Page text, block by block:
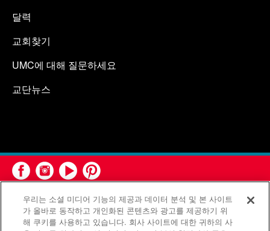
달력
교회찾기
UMC에 대해 질문하세요
교단뉴스
우리는 소셜 미디어 기능의 제공과 데이터 분석 및 본 사이트
가 올바로 동작하고 개인화된 콘텐츠와 광고를 제공하기 위
해 쿠키를 사용하고 있습니다. 회사 사이트에 대한 귀하의 사